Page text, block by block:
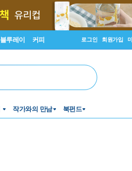
블루레이 커피 로그인 회원가입
작가와의 만남 북펀드